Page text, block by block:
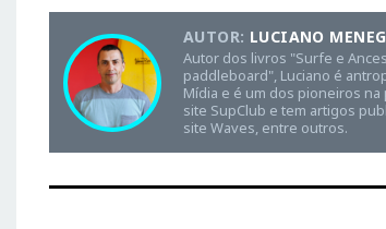
AUTOR: LUCIANO
Autor dos livros "Surfe e
paddleboard", Luciano é
Mídia e é um dos pioneiros
site SupClub e tem artigos
site Waves, entre outros.